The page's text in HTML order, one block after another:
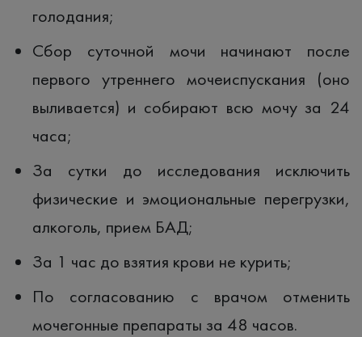
голодания;
Сбор суточной мочи начинают после
первого утреннего мочеиспускания (оно
выливается) и собирают всю мочу за 24
часа;
За сутки до исследования исключить
физические и эмоциональные перегрузки,
алкоголь, прием БАД;
За 1 час до взятия крови не курить;
По согласованию с врачом отменить
мочегонные препараты за 48 часов.